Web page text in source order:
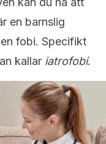
en barnslig
fobi. Specifikt
kallar iatrofobi.